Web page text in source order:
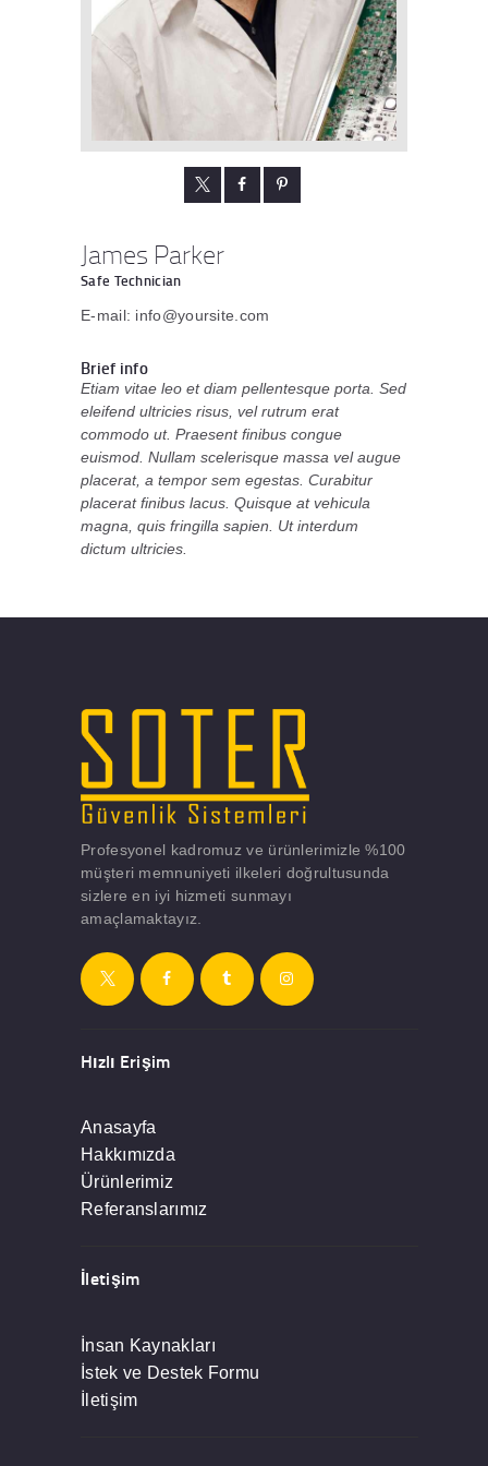
James Parker
Safe Technician
E-mail: info@yoursite.com
Brief info
Etiam vitae leo et diam pellentesque porta. Sed
eleifend ultricies risus, vel rutrum erat
commodo ut. Praesent finibus congue
euismod. Nullam scelerisque massa vel augue
placerat, a tempor sem egestas. Curabitur
placerat finibus lacus. Quisque at vehicula
magna, quis fringilla sapien. Ut interdum
dictum ultricies.
Profesyonel kadromuz ve ürünlerimizle %100
müşteri memnuniyeti ilkeleri doğrultusunda
sizlere en iyi hizmeti sunmayı
amaçlamaktayız.
Hızlı Erişim
Anasayfa
Hakkımızda
Ürünlerimiz
Referanslarımız
İletişim
İnsan Kaynakları
İstek ve Destek Formu
İletişim